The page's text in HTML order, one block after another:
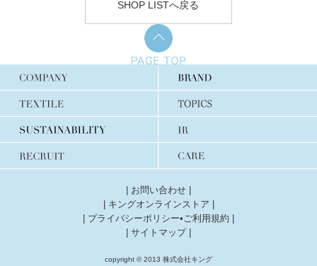
SHOP LISTへ戻る
お問い合わせ
キングオンラインストア
プライバシーポリシー•ご利用規約
サイトマップ|
copyright © 2013 株式会社キング